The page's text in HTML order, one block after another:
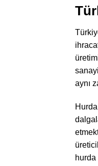
aynı
hurda